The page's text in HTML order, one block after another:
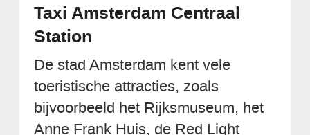
Taxi Amsterdam Centraal
Station
De stad Amsterdam kent vele
toeristische attracties, zoals
bijvoorbeeld het Rijksmuseum, het
Anne Frank Huis, de Red Light